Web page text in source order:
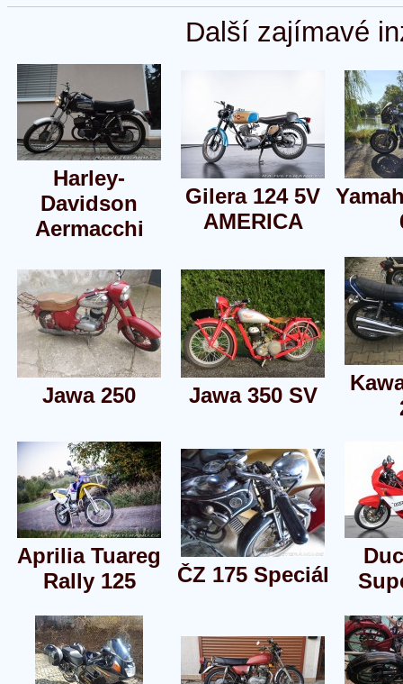
Další zajímavé
Harley-
Davidson
Aermacchi
Gilera 124 5V
AMERICA
Jawa 250 Jawa 350 SV
Aprilia Tuareg
Rally 125
ČZ 175 Speciál